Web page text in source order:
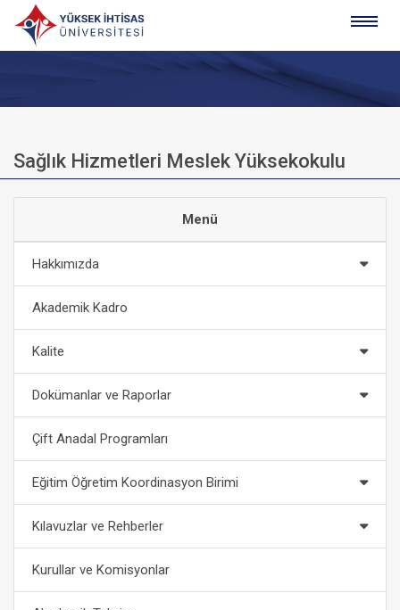
Sağlık Hizmetleri Meslek Yüksekokulu
Menü
Hakkımızda
Akademik Kadro
Kalite
Dokümanlar ve Raporlar
Çift Anadal Programları
Eğitim Öğretim Koordinasyon Birimi
Kılavuzlar ve Rehberler
Kurullar ve Komisyonlar